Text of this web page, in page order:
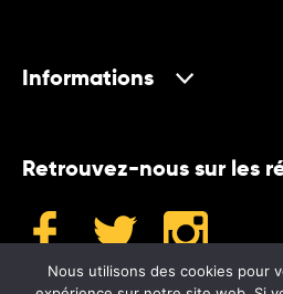
Informations
Retrouvez-nous sur les
Nous utilisons des cookies pour